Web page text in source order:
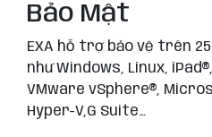
Bảo Mật
EXA hỗ trợ bảo vệ trên
như Windows, Linux,
VMware vSphere®,
Hyper-V,G Suite…